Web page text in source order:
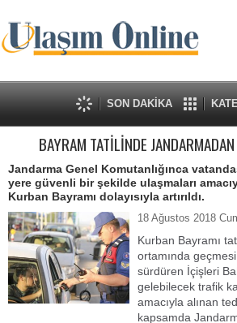
SON DAKİKA
BAYRAM TATİLİNDE
Jandarma Genel Komutanlığınca
yere güvenli bir şekilde ulaşmaları
Kurban Bayramı dolayısıyla artırıldı.
18 Ağustos 2018
Kurban Bayramı
ortamında geçmesi
sürdüren İçişleri
gelebilecek trafik
amacıyla alınan
kapsamda